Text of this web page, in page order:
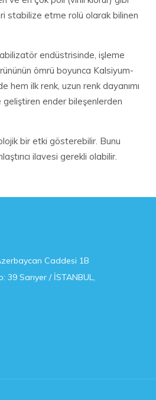
stabilize etme rolü olarak bilinen
endüstrisinde, işleme
ömrü boyunca Kalsiyum-
hem ilk renk, uzun renk dayanımı
ender bileşenlerden
bir etki gösterebilir. Bunu
ilavesi gerekli olabilir.
Caddesi 1B
39 Sarıyer / İSTANBUL,